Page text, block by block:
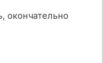
окончательно